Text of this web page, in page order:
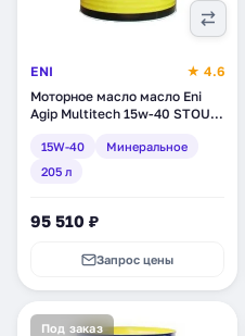
ENI
★ 4.6
Моторное масло масло Eni
Agip Multitech 15w-40 STOU,
15W-40
Минеральное
205 л
95 510 ₽
Запрос цены
Под заказ